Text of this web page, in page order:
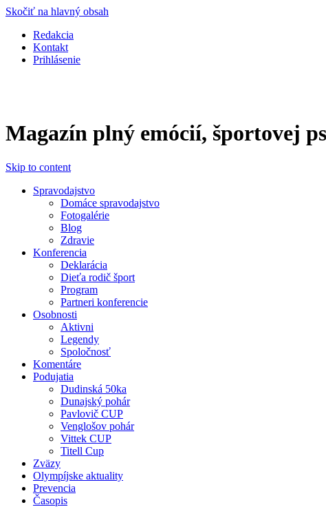
Skočiť na hlavný obsah
Redakcia
Kontakt
Prihlásenie
Magazín plný emócií, športovej
Skip to content
Spravodajstvo
Domáce spravodajstvo
Fotogalérie
Blog
Zdravie
Konferencia
Deklarácia
Dieťa rodič šport
Program
Partneri konferencie
Osobnosti
Aktivni
Legendy
Spoločnosť
Komentáre
Podujatia
Dudinská 50ka
Dunajský pohár
Pavlovič CUP
Venglošov pohár
Vittek CUP
Titell Cup
Zväzy
Olympíjske aktuality
Prevencia
Časopis